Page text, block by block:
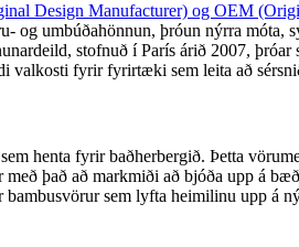
Design Manufacturer) og OEM
og umbúðahönnun, þróun nýrra
stofnuð í París árið 2007,
fyrir fyrirtæki sem leita að
henta fyrir baðherbergið. Þetta
það að markmiði að bjóða upp á
sem lyfta heimilinu upp á